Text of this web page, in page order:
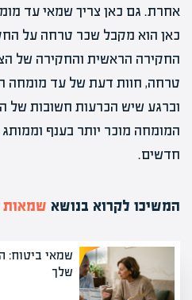
אחרת. גם כאן צריך שמאי עד
כאן הוא מקבל שכר טרחה על
החקירה הראשית והחקירה של
טרחה, חוות דעת של עד מומחה
וברגע שיש הכרעות חשובות של
המומחה מוכר יותר בענף וממותג
חדשים.
המשיכו לקרוא בנושא שמאות
שמאי ביטוח:
שלך